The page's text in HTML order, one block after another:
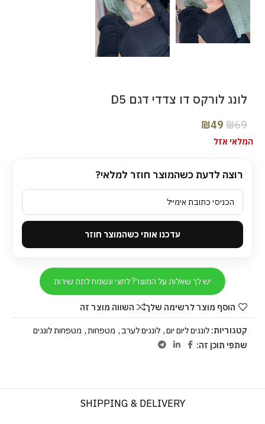
לונג לורקס דו צדדי דגם D5
₪69
₪49
המלאי אזל
רוצה לדעת כשהמוצר חוזר למלאי?
עדכנו אותי כשהמוצר חוזר
יש לך שאלות על המוצר? לחצי ונשמח לתת שירות
הוסף מוצר לרשימה שלך השווה מוצר זה
קטגוריות: לונגים ליום יום, לונגים לערב , מטפחות, מטפחות לונגים
שתפי תוכן זה:
SHIPPING & DELIVERY